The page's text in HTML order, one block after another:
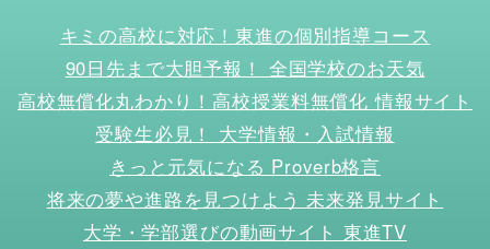
キミの高校に対応！東進の個別指導コース
90日先まで大胆予報！ 全国学校のお天気
高校無償化丸わかり！高校授業料無償化 情報サイト
受験生必見！ 大学情報・入試情報
きっと元気になる Proverb格言
将来の夢や進路を見つけよう 未来発見サイト
大学・学部選びの動画サイト 東進TV